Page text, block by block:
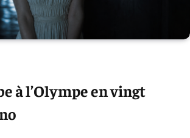
à l’Olympe en vingt